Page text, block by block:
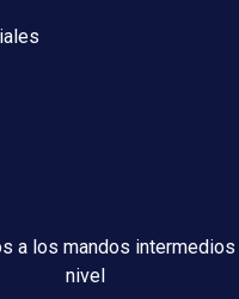
a los mandos intermedios
nivel